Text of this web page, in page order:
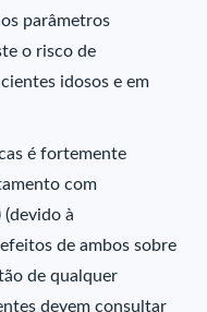
parâmetros
o risco de
idosos e em
é fortemente
com
(devido à
de ambos sobre
de qualquer
devem consultar